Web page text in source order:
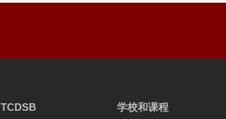
TCDSB 学校和课程